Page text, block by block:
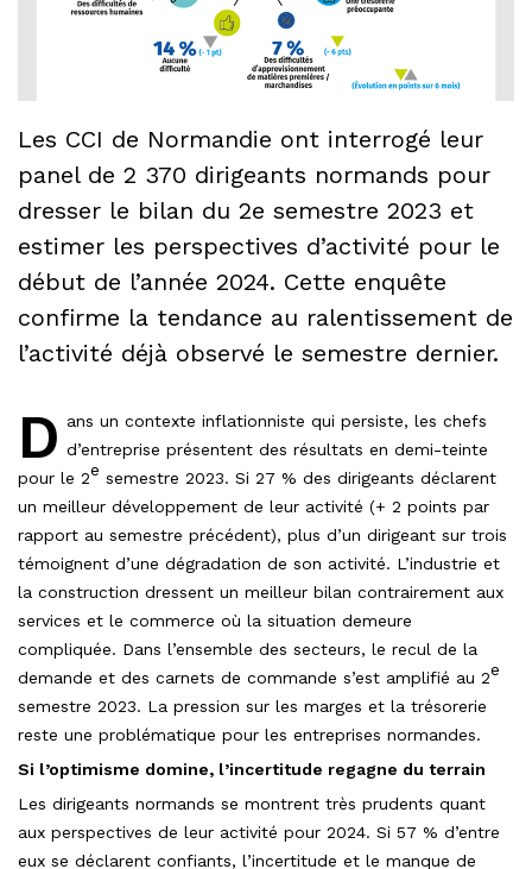
Les CCI de Normandie ont interrogé leur
panel de 2 370 dirigeants normands pour
dresser le bilan du 2e semestre 2023 et
estimer les perspectives d’activité pour le
début de l’année 2024. Cette enquête
confirme la tendance au ralentissement de
l’activité déjà observé le semestre dernier.
D ans un contexte inflationniste qui persiste, les chefs
d’entreprise présentent des résultats en demi-teinte
pour le 2e semestre 2023. Si 27 % des dirigeants déclarent
un meilleur développement de leur activité (+ 2 points par
rapport au semestre précédent), plus d’un dirigeant sur trois
témoignent d’une dégradation de son activité. L’industrie et
la construction dressent un meilleur bilan contrairement aux
services et le commerce où la situation demeure
compliquée. Dans l’ensemble des secteurs, le recul de la
demande et des carnets de commande s’est amplifié au 2e
semestre 2023. La pression sur les marges et la trésorerie
reste une problématique pour les entreprises normandes.
Si l’optimisme domine, l’incertitude regagne du terrain
Les dirigeants normands se montrent très prudents quant
aux perspectives de leur activité pour 2024. Si 57 % d’entre
eux se déclarent confiants, l’incertitude et le manque de